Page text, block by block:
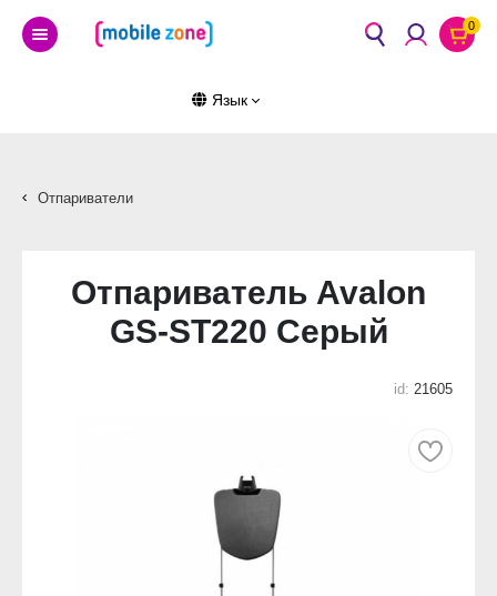
0
Язык
Отпариватели
Отпариватель Avalon
GS-ST220 Серый
id: 21605